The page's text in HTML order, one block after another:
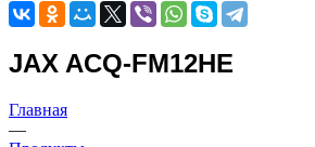
JAX ACQ-FM12HE
Главная
—